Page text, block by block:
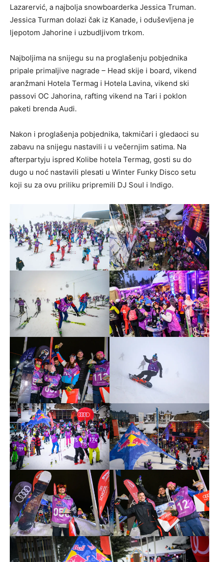
Lazarervić, a najbolja snowboarderka Jessica Truman.
Jessica Turman dolazi čak iz Kanade, i oduševljena je
ljepotom Jahorine i uzbudljivom trkom.
Najboljima na snijegu su na proglašenju pobjednika
pripale primaljive nagrade – Head skije i board, vikend
aranžmani Hotela Termag i Hotela Lavina, vikend ski
passovi OC Jahorina, rafting vikend na Tari i poklon
paketi brenda Audi.
Nakon i proglašenja pobjednika, takmičari i gledaoci su
zabavu na snijegu nastavili i u večernjim satima. Na
afterpartyju ispred Kolibe hotela Termag, gosti su do
dugo u noć nastavili plesati u Winter Funky Disco setu
koji su za ovu priliku pripremili DJ Soul i Indigo.